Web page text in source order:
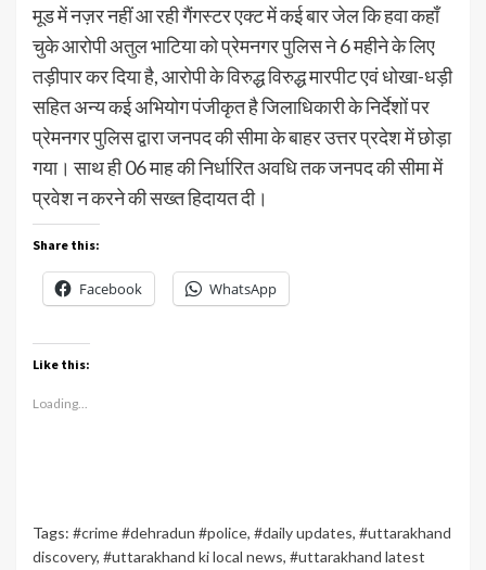
मूड में नज़र नहीं आ रही गैंगस्टर एक्ट में कई बार जेल कि हवा कहाँ
चुके आरोपी अतुल भाटिया को प्रेमनगर पुलिस ने 6 महीने के लिए
तड़ीपार कर दिया है, आरोपी के विरुद्ध विरुद्ध मारपीट एवं धोखा-धड़ी
सहित अन्य कई अभियोग पंजीकृत है जिलाधिकारी के निर्देशों पर
प्रेमनगर पुलिस द्वारा जनपद की सीमा के बाहर उत्तर प्रदेश में छोड़ा
गया। साथ ही 06 माह की निर्धारित अवधि तक जनपद की सीमा में
प्रवेश न करने की सख्त हिदायत दी।
Share this:
Facebook WhatsApp
Like this:
Loading...
Tags: #crime #dehradun #police, #daily updates, #uttarakhand
discovery, #uttarakhand ki local news, #uttarakhand latest